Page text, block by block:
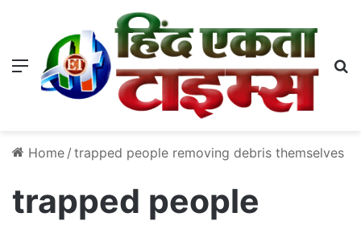
Menu
Home / trapped people removing debris themselves
trapped people